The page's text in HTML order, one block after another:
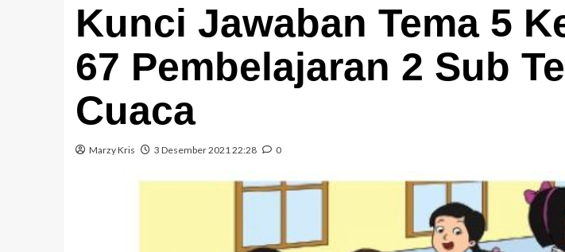
Kunci Jawaban Tema 5
67 Pembelajaran 2 Sub
Cuaca
Marzy Kris 3 Desember 2021 22:28 0